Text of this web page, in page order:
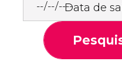
Data de